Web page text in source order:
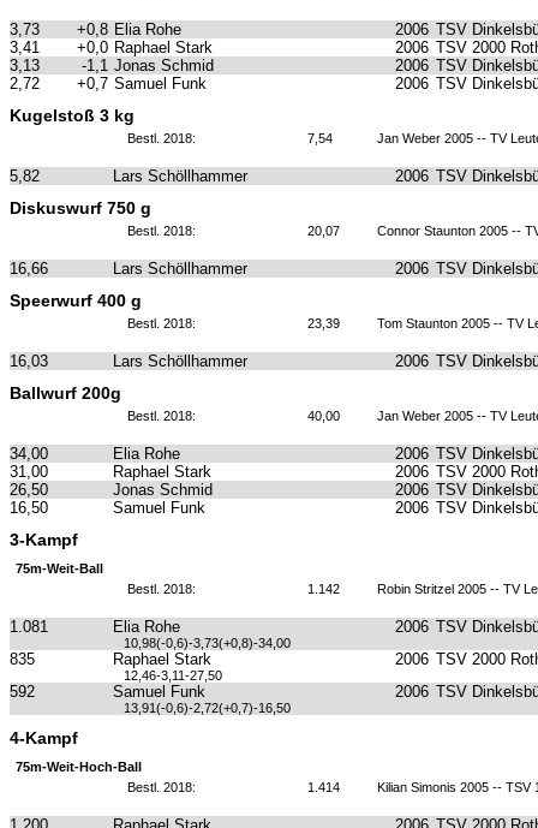
3,73 +0,8 Elia Rohe 2006 TSV
3,41
+0,0 Raphael Stark 2006 TSV 2000
3,13
-1,1 Jonas Schmid 2006 TSV
2,72
+0,7 Samuel Funk 2006 TSV
Kugelstoß 3 kg
Bestl. 2018: 7,54 Jan Weber 2005 -- TV
5,82 Lars Schöllhammer 2006 TSV
Diskuswurf 750 g
Bestl. 2018: 20,07 Connor Staunton 2005 --
16,66 Lars Schöllhammer 2006 TSV
Speerwurf 400 g
Bestl. 2018: 23,39 Tom Staunton 2005 -- TV
16,03 Lars Schöllhammer 2006 TSV
Ballwurf 200g
Bestl. 2018: 40,00 Jan Weber 2005 -- TV
34,00 Elia Rohe 2006 TSV
31,00
Raphael Stark 2006 TSV 2000
26,50
Jonas Schmid 2006 TSV
16,50
Samuel Funk 2006 TSV
3-Kampf
75m-Weit-Ball
Bestl. 2018:
1.142 Robin Stritzel 2005 -- TV
1.081 Elia Rohe 2006 TSV
10,98(-0,6)-3,73(+0,8)-34,00
835 Raphael Stark 2006 TSV 2000
12,46-3,11-27,50
592 Samuel Funk 2006 TSV
13,91(-0,6)-2,72(+0,7)-16,50
4-Kampf
75m-Weit-Hoch-Ball
Bestl. 2018:
1.414 Kilian Simonis 2005 -- TSV